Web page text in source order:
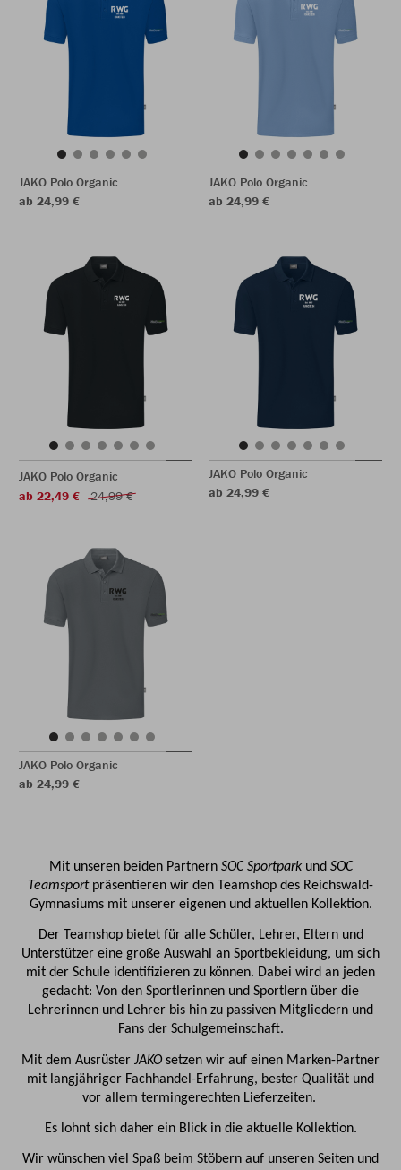
JAKO Polo Organic
ab 24,99 €
JAKO Polo Organic
ab 24,99 €
JAKO Polo Organic
ab 22,49 €
24,99 €
JAKO Polo Organic
ab 24,99 €
JAKO Polo Organic
ab 24,99 €
Mit unseren beiden Partnern SOC Sportpark und SOC
Teamsport präsentieren wir den Teamshop des Reichswald-
Gymnasiums mit unserer eigenen und aktuellen Kollektion.
Der Teamshop bietet für alle Schüler, Lehrer, Eltern und
Unterstützer eine große Auswahl an Sportbekleidung, um sich
mit der Schule identifizieren zu können. Dabei wird an jeden
gedacht: Von den Sportlerinnen und Sportlern über die
Lehrerinnen und Lehrer bis hin zu passiven Mitgliedern und
Fans der Schulgemeinschaft.
Mit dem Ausrüster JAKOsetzen wir auf einen Marken-Partner
mit langjähriger Fachhandel-Erfahrung, bester Qualität und
vor allem termingerechten Lieferzeiten.
Es lohnt sich daher ein Blick in die aktuelle Kollektion.
Wir wünschen viel Spaß beim Stöbern auf unseren Seiten und